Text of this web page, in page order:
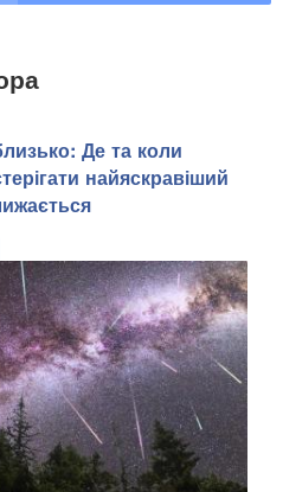
Де та коли
найяскравіший